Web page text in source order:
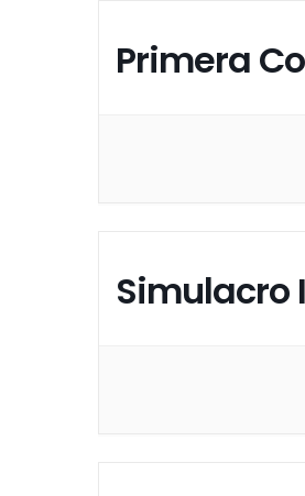
Primera
Simulacro